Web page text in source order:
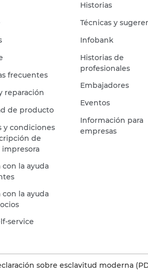
frecuentes
reparación
de producto
y condiciones
de
con la ayuda
con la ayuda
service
Historias
Técnicas y
Infobank
Historias de
profesionales
Embajadores
Eventos
Información para
empresas
sobre esclavitud moderna